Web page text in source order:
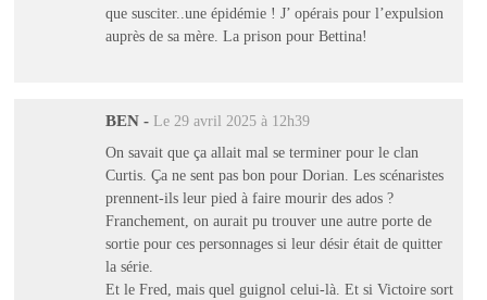
que susciter..une épidémie ! J’ opérais pour l’expulsion
auprès de sa mère. La prison pour Bettina!
BEN - Le 29 avril 2025 à 12h39
On savait que ça allait mal se terminer pour le clan
Curtis. Ça ne sent pas bon pour Dorian. Les scénaristes
prennent-ils leur pied à faire mourir des ados ?
Franchement, on aurait pu trouver une autre porte de
sortie pour ces personnages si leur désir était de quitter
la série.
Et le Fred, mais quel guignol celui-là. Et si Victoire sort